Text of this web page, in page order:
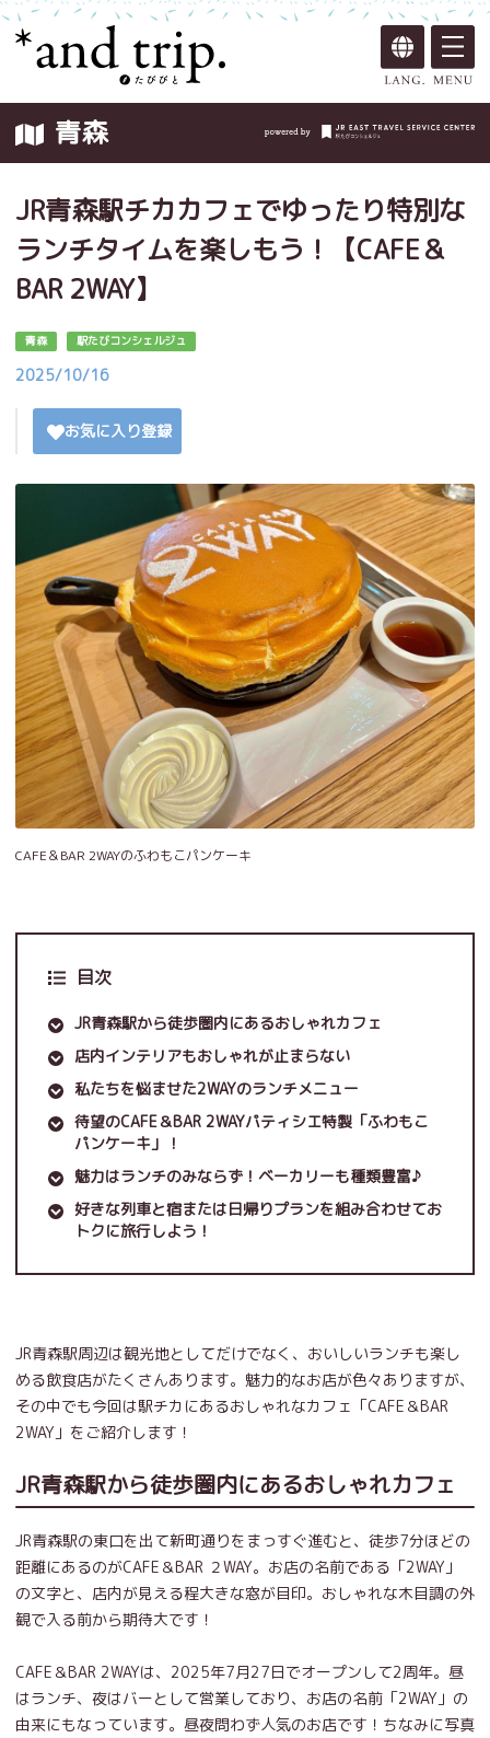
青森
JR青森駅チカカフェでゆったり特別な
ランチタイムを楽しもう！【CAFE＆
BAR 2WAY】
青森 駅たびコンシェルジュ
2025/10/16
お気に入り登録
CAFE＆BAR 2WAYのふわもこパンケーキ
目次
JR青森駅から徒歩圏内にあるおしゃれカフェ
店内インテリアもおしゃれが止まらない
私たちを悩ませた2WAYのランチメニュー
待望のCAFE＆BAR 2WAYパティシエ特製「ふわもこ
パンケーキ」！
魅力はランチのみならず！ベーカリーも種類豊富♪
好きな列車と宿または日帰りプランを組み合わせてお
トクに旅行しよう！
JR青森駅周辺は観光地としてだけでなく、おいしいランチも楽し
める飲食店がたくさんあります。魅力的なお店が色々ありますが、
その中でも今回は駅チカにあるおしゃれなカフェ「CAFE＆BAR
2WAY」をご紹介します！
JR青森駅から徒歩圏内にあるおしゃれカフェ
JR青森駅の東口を出て新町通りをまっすぐ進むと、徒歩7分ほどの
距離にあるのがCAFE＆BAR ２WAY。お店の名前である「2WAY」
の文字と、店内が見える程大きな窓が目印。おしゃれな木目調の外
観で入る前から期待大です！
CAFE＆BAR 2WAYは、2025年7月27日でオープンして2周年。昼
はランチ、夜はバーとして営業しており、お店の名前「2WAY」の
由来にもなっています。昼夜問わず人気のお店です！ちなみに写真